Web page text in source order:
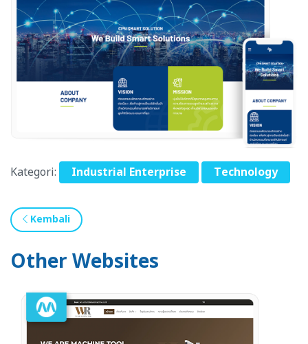
Kategori: Industrial Enterprise Technology
Kembali
Other Websites